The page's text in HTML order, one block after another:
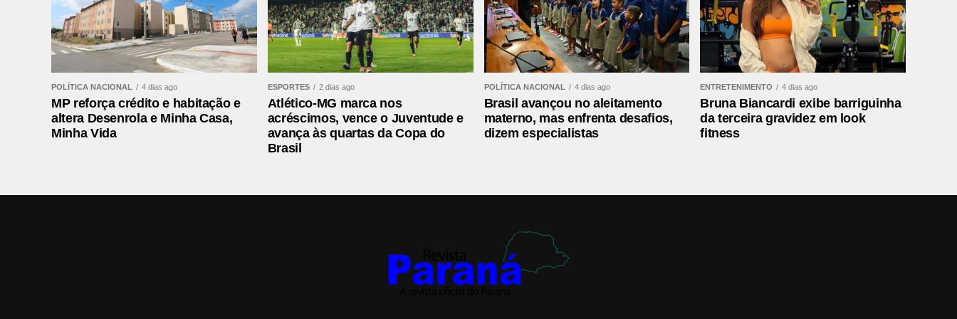
Assim, é possível percorrer uma distância de 43 quilômetros entre Fazenda Rio Grande a
Colombo, passando por Curitiba e pagando apenas uma passagem (R$ 6). Desde 2017,
foram retomadas linhas como Colombo/CIC, Pinhais/Rui Barbosa, Caiuá/Cachoeira,
Barreirinha/São José e Roça Grande/Estação Solar.
Assomec
Em atividade desde a década de 1970, a Assomec reúne os 29 municípios da Região
Metropolitana de Curitiba. São eles Adrianópolis, Agudos do Sul, Almirante Tamandaré,
Fazenda Rio Grande, Itaperuçu, Lapa, Mandirituba, Piên, Pinhais, Piraquara, Quatro Barras,
do Paraná. Aí moram cerca de 3,6 milhões de pessoas, o que representa perto de 40% da
POLÍTICA NACIONAL 4 dias ago
MP reforça crédito e habitação e
altera Desenrola e Minha Casa,
Minha Vida
ESPORTES 2 dias ago
Atlético-MG marca nos
acréscimos, vence o Juventude e
avança às quartas da Copa do
Brasil
POLÍTICA NACIONAL 4 dias ago
Brasil avançou no aleitamento
materno, mas enfrenta desafios,
dizem especialistas
ENTRETENIMENTO 4 dias ago
Bruna Biancardi exibe barriguinha
da terceira gravidez em look
fitness